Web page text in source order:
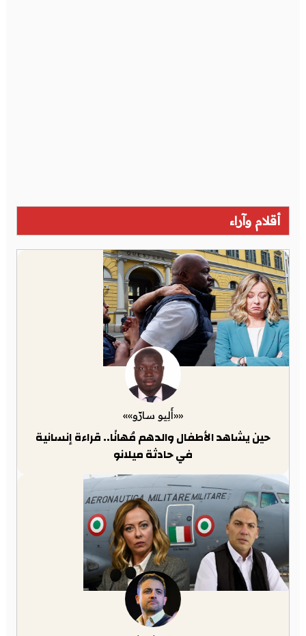
أقلام وآراء
««أَلِيو سارّو»»
حين يشاهد الأطفال والدهم مُهانًا.. قراءة إنسانية
في حادثة ميلانو